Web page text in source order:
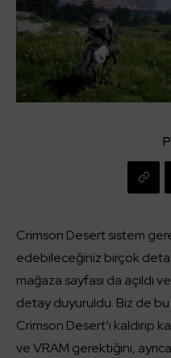
Crimson Desert sistem
edebileceğiniz birçok
mağaza sayfası da açıldı
detay duyuruldu. Biz de
Crimson Desert’ı kaldırıp
ve VRAM gerektiğini,